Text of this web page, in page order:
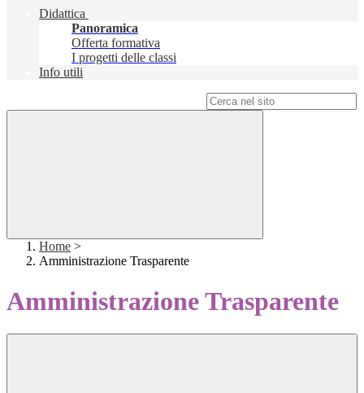
Didattica
Panoramica
Offerta formativa
I progetti delle classi
Info utili
Home >
Amministrazione Trasparente
Amministrazione Trasparente